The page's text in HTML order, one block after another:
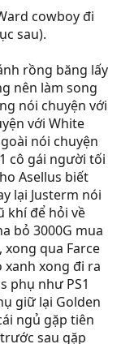
cowboy đi
sau).
rồng băng lấy
nên làm song
nói chuyện với
với White
nói chuyện
cô gái người tối
Asellus biết
lại Justerm nói
khí để hỏi về
bỏ 3000G mua
xong qua Farce
xanh xong đi ra
phụ như PS1
giữ lại Golden
ngủ gặp tiên
sau gặp